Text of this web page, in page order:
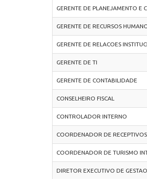
GERENTE DE PLANEJAMENTO E
GERENTE DE RECURSOS
GERENTE DE RELACOES
GERENTE DE TI
GERENTE DE CONTABILIDADE
CONSELHEIRO FISCAL
CONTROLADOR INTERNO
COORDENADOR DE RECEPTIVOS
COORDENADOR DE TURISMO
DIRETOR EXECUTIVO DE GESTAO